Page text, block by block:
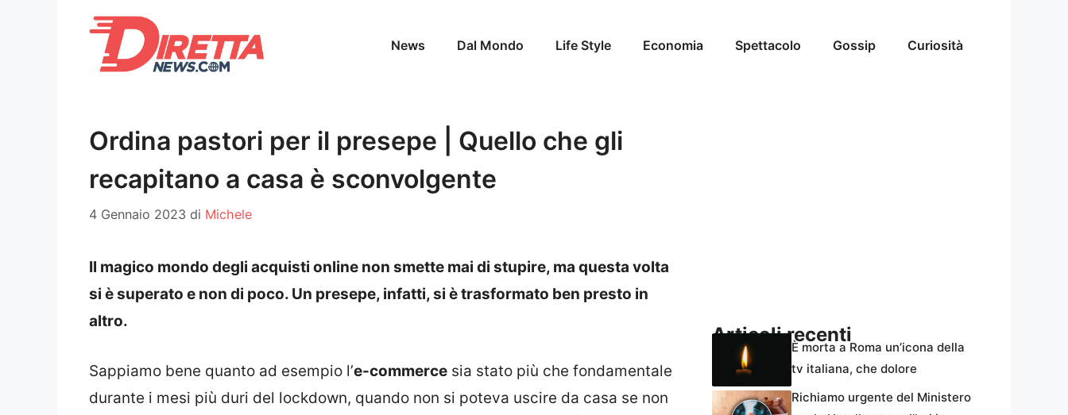
News Dal Mondo Life Style Economia Spettacolo Gossip Curiosità
Ordina pastori per il presepe | Quello che gli
recapitano a casa è sconvolgente
4 Gennaio 2023 di Michele
Il magico mondo degli acquisti online non smette mai di stupire, ma questa volta
si è superato e non di poco. Un presepe, infatti, si è trasformato ben presto in
altro.
Sappiamo bene quanto ad esempio l’e-commerce sia stato più che fondamentale
durante i mesi più duri del lockdown, quando non si poteva uscire da casa se non
Articoli recenti
È morta a Roma un’icona della
tv italiana, che dolore
Richiamo urgente del Ministero